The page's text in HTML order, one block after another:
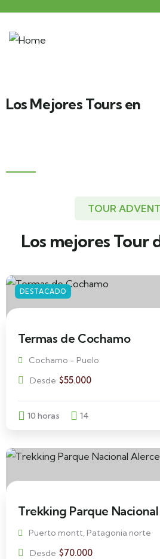
Los Mejores Tours en
TOUR
Los mejores Tour
DESTACADO
Termas de Cochamo
Cochamo - Puelo
Desde $55.000
10 horas 14
Trekking Parque
Puerto montt, Patagonia norte
Desde $70.000